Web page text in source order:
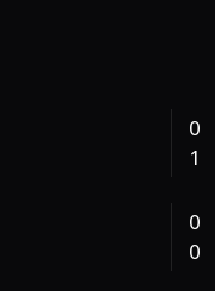
0
1
0
0